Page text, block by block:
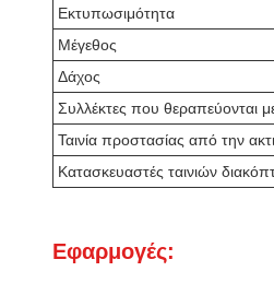
Εκτυπωσιμότητα
Μέγεθος
Δάχος
Συλλέκτες που θεραπεύονται
Ταινία προστασίας από την
Κατασκευαστές ταινιών
Εφαρμογές: